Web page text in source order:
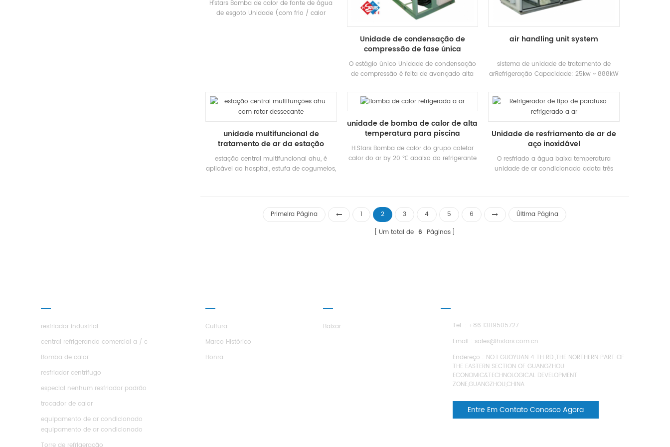
e vários sistemas de resfriamento industrial
e comercial de baixa temperatura especial
energética em comparação com o
aquecimento convencional de ar
condicionado sistemas. Marca: Hstars
Capacidade de resfriamento Faixa: 98kw ~
7931kw; aquecimento Faixa: 119kw ~ 9214kw
energia em comparação com
aquecimento de ar condicionado
convencional sistemas. Marca: Hstars
Capacidade de resfriamento Faixa: 98kw ~
Centros de banho de sauna, fábricas e
outras áreas
H'stars Bomba de calor de fonte de água
de esgoto Unidade (com frio / calor
Em comparação com o método de
aquecimento convencional, o que pode
reduzir bastante a operação Custo.
Unidade de condensação de
compressão de fase única
O estágio único Unidade de condensação
de compressão é feita de avançado alta
alta qualidade e alta eficiência
Condensador, módulo de processamento
de microcomputador avançado e controle
elétrico mundialmente famoso
Componentes. O produto tem estrutura
compacta, operação estável e energia
perfeita controle. O sistema tem as
vantagens de baixo ruído, fácil operação,
air handling unit system
sistema de unidade de tratamento de
arRefrigeração Capacidade: 25kw ~ 888kW
unidade multifuncional de
tratamento de ar da estação
central
estação central multifuncional ahu, é
aplicável ao hospital, estufa de cogumelos,
umidade do ar para satisfazer sua
condição de trabalho. além do mais,
também podemos controlar com precisão
unidade de bomba de calor de alta
temperatura para piscina
H.Stars Bomba de calor do grupo coletar
calor do ar by 20 ℃ abaixo do refrigerante
para a necessidade de ser aquecido água
ou outra mídia
Unidade de resfriamento de ar de
aço inoxidável
O resfriado a água baixa temperatura
unidade de ar condicionado adota três
de carga de resfriamento do uso Ambiente.
A unidade adota um controlador de
microcomputador especial para controlar
Primeira Página 1 2 3 4 5 6
Última Página
Um total de 6 Páginas
resfriador industrial
central refrigerando comercial a / c
Bomba de calor
resfriador centrífugo
especial nenhum resfriador padrão
trocador de calor
equipamento de ar condicionado
equipamento de ar condicionado
Torre de refrigeração
Cultura
Marco Histórico
Honra
Baixar
Tel. : +86 13119505727
Email : sales@hstars.com.cn
Endereço : NO.1 GUOYUAN 4 TH RD.,THE NORTHERN PART OF
THE EASTERN SECTION OF GUANGZHOU
ECONOMIC&TECHNOLOGICAL DEVELOPMENT
ZONE,GUANGZHOU,CHINA
Entre Em Contato Conosco Agora